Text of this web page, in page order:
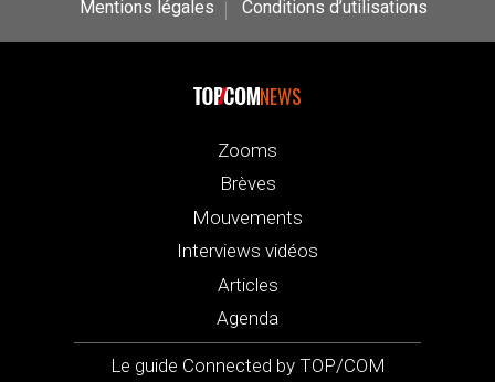
Mentions légales
Conditions d’utilisations
NEWS
Zooms
Brèves
Mouvements
Interviews vidéos
Articles
Agenda
Le guide Connected by TOP/COM